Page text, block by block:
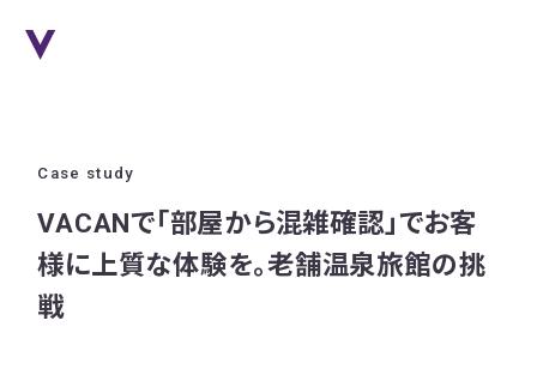
Case study
VACANで「部屋から混雑確認」でお客
様に上質な体験を。老舗温泉旅館の挑
戦